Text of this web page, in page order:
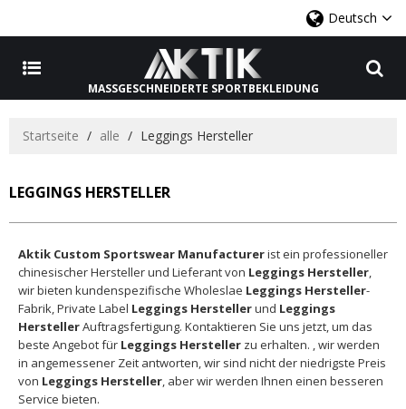
Deutsch
MASSGESCHNEIDERTE SPORTBEKLEIDUNG
Startseite / alle / Leggings Hersteller
LEGGINGS HERSTELLER
Aktik Custom Sportswear Manufacturerist ein professioneller
chinesischer Hersteller und Lieferant von Leggings Hersteller,
wir bieten kundenspezifische Wholeslae Leggings Hersteller-
Fabrik, Private Label Leggings Herstellerund Leggings
HerstellerAuftragsfertigung. Kontaktieren Sie uns jetzt, um das
beste Angebot für Leggings Hersteller zu erhalten. , wir werden
in angemessener Zeit antworten, wir sind nicht der niedrigste Preis
von Leggings Hersteller, aber wir werden Ihnen einen besseren
Service bieten.